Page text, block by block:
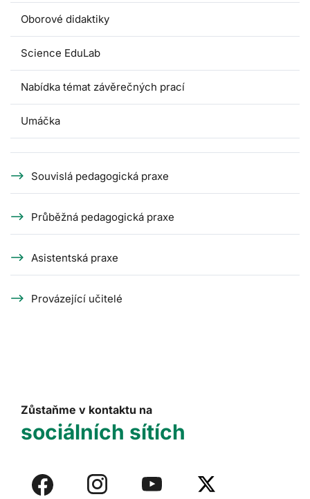
Oborové didaktiky
Science EduLab
Nabídka témat závěrečných prací
Umáčka
Souvislá pedagogická praxe
Průběžná pedagogická praxe
Asistentská praxe
Provázející učitelé
Zůstaňme v kontaktu na
sociálních sítích